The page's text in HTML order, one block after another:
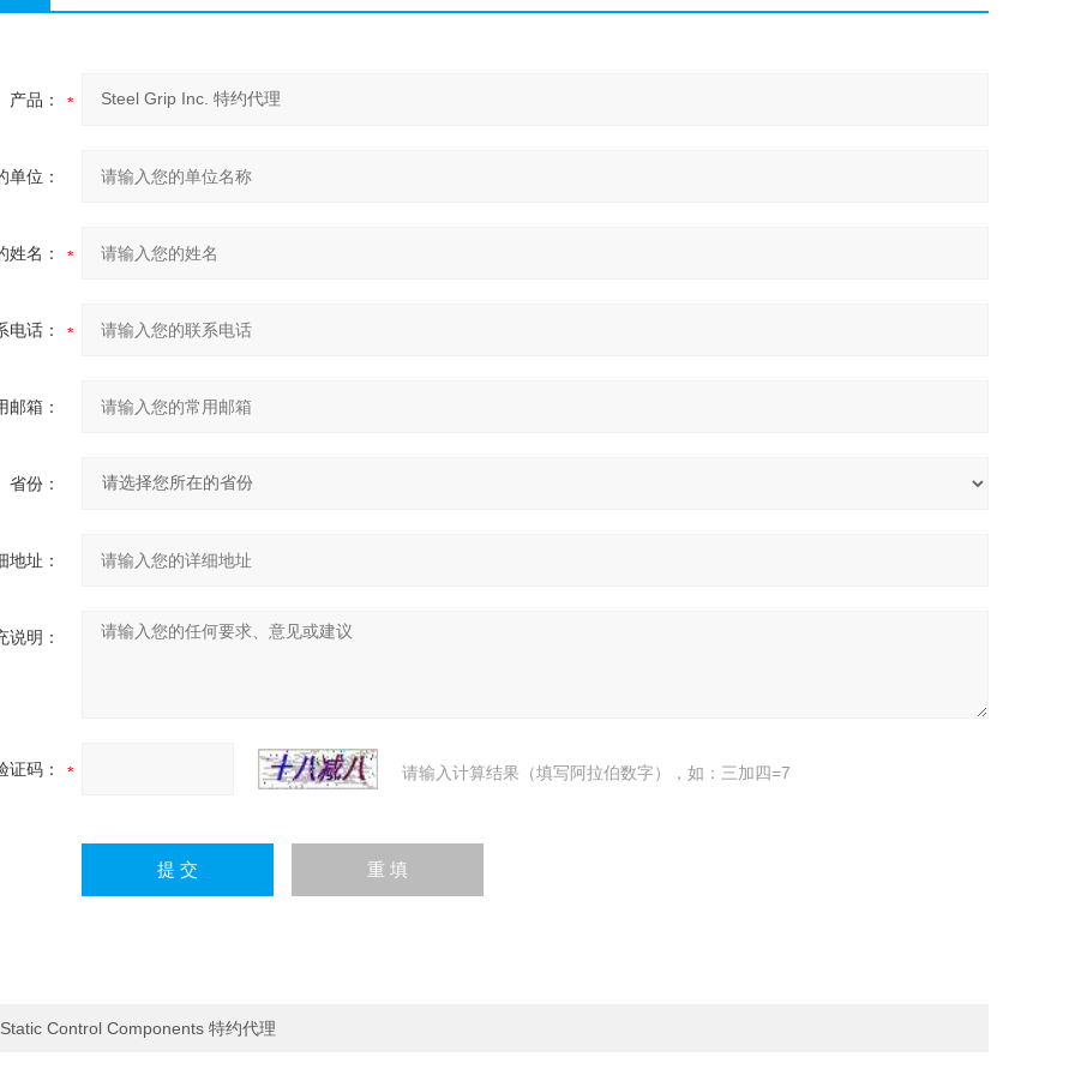
产品：
单位：
姓名：
电话：
邮箱：
省份：
地址：
说明：
证码： 请输入计算结果（填写阿拉伯数字），如：三加四=7
Static Control Components 特约代理